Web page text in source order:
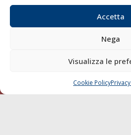
Accetta
Nega
Visualizza le
Cookie Policy
Compagnie di
Blue economy
Diporto
Contatti
CHIAMA